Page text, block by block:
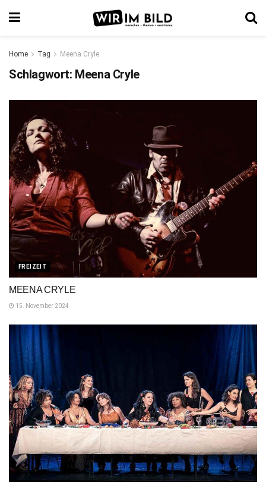
Home Tag Meena Cryle
Schlagwort: Meena Cryle
FREIZEIT
MEENA CRYLE
15. November 2024